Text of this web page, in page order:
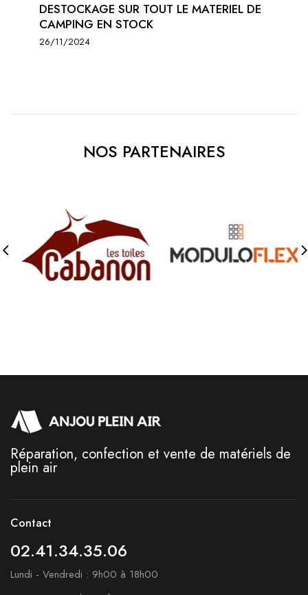
DESTOCKAGE SUR TOUT LE MATERIEL DE
CAMPING EN STOCK
26/11/2024
NOS PARTENAIRES
Réparation, confection et vente de matériels de
plein air
Contact
02.41.34.35.06
Lundi - Vendredi : 9h00 à 18h00